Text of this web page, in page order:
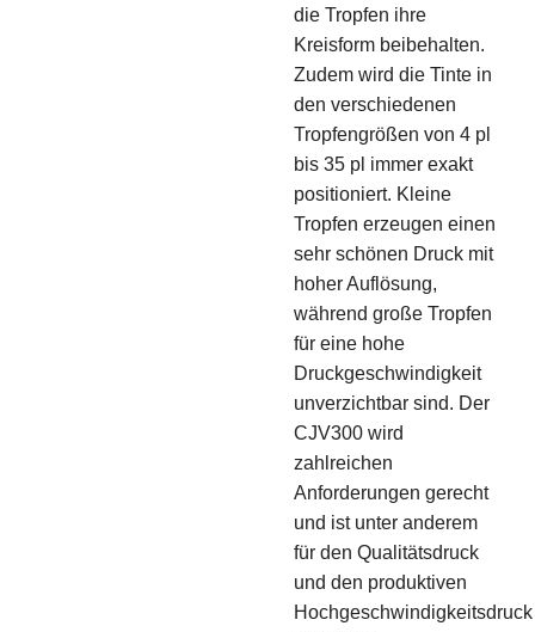
die Tropfen ihre
Kreisform beibehalten.
Zudem wird die Tinte in
den verschiedenen
Tropfengrößen von 4 pl
bis 35 pl immer exakt
positioniert. Kleine
Tropfen erzeugen einen
sehr schönen Druck mit
hoher Auflösung,
während große Tropfen
für eine hohe
Druckgeschwindigkeit
unverzichtbar sind. Der
CJV300 wird
zahlreichen
Anforderungen gerecht
und ist unter anderem
für den Qualitätsdruck
und den produktiven
Hochgeschwindigkeitsdruck